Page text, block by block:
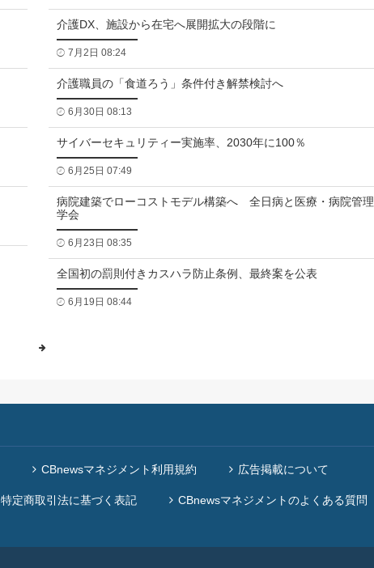
介護DX、施設から在宅へ展開拡大の段階に
7月2日 08:24
介護職員の「食道ろう」条件付き解禁検討へ
6月30日 08:13
サイバーセキュリティー実施率、2030年に100％
6月25日 07:49
病院建築でローコストモデル構築へ 全日病と医療・病院管理
学会
6月23日 08:35
全国初の罰則付きカスハラ防止条例、最終案を公表
6月19日 08:44
CBnewsマネジメント利用規約 広告掲載について
特定商取引法に基づく表記 CBnewsマネジメントのよくある質問